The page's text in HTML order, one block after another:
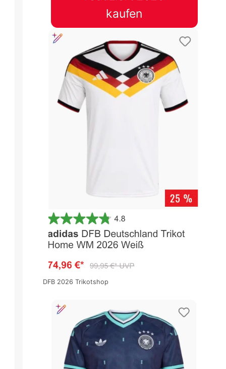
Tabelle
Tabelle
kaufen
DFB 2026 Trikotshop